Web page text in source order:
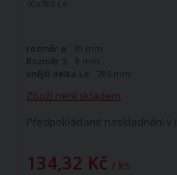
Zboží není skladem
Předpokládané naskladnění v
134,32 Kč / ks
10x785 Le
rozměr a:
10 mm
Rozměr S:
8 mm
vnější délka Le:
785 mm